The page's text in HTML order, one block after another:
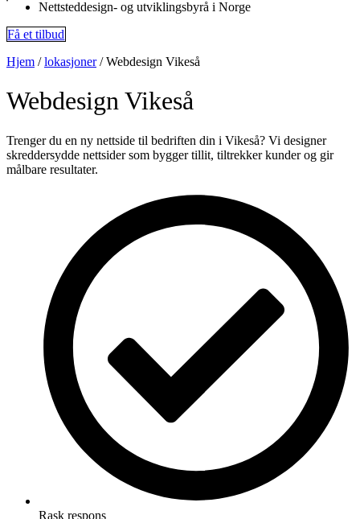
Nettsteddesign- og utviklingsbyrå i Norge
Få et tilbud
Hjem /lokasjoner/Webdesign Vikeså
WebdesignVikeså
Trenger du en ny nettside til bedriften din i Vikeså? Vi designer
skreddersydde nettsider som bygger tillit, tiltrekker kunder og gir
målbare resultater.
Rask respons